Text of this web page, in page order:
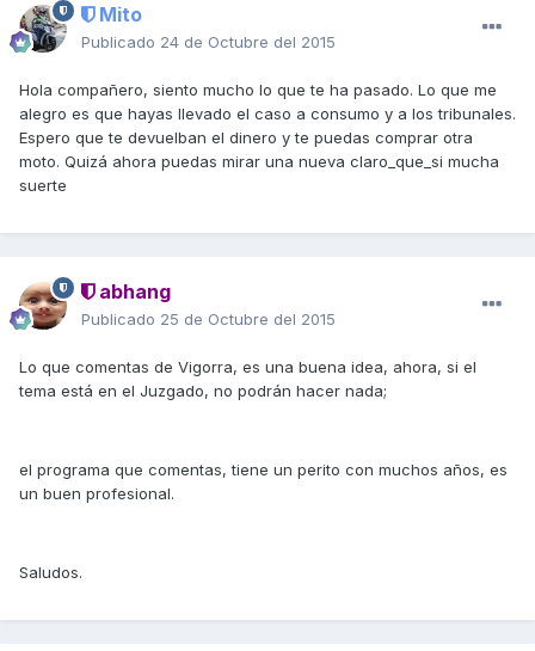
Mito
Publicado 24 de Octubre del 2015
Hola compañero, siento mucho lo que te ha pasado. Lo que me
alegro es que hayas llevado el caso a consumo y a los tribunales.
Espero que te devuelban el dinero y te puedas comprar otra
moto. Quizá ahora puedas mirar una nueva claro_que_si mucha
suerte
abhang
Publicado 25 de Octubre del 2015
Lo que comentas de Vigorra, es una buena idea, ahora, si el
tema está en el Juzgado, no podrán hacer nada;
el programa que comentas, tiene un perito con muchos años, es
un buen profesional.
Saludos.